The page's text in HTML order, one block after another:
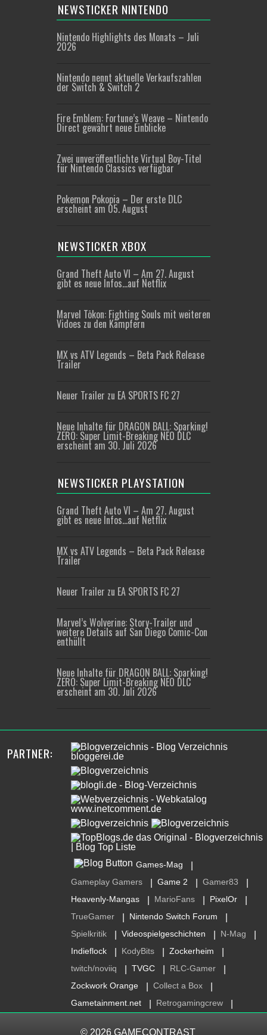
NEWSTICKER NINTENDO
Nintendo Highlights des Monats – Juli
2026
Nintendo nennt aktuelle Verkaufszahlen
der Switch & Switch 2
Fire Emblem: Fortune’s Weave – Nintendo
Direct gewährt neue Einblicke
Zwei unveröffentlichte Virtual Boy-Titel
für Nintendo Classics verfügbar
Pokemon Pokopia – Der erste DLC
erscheint am 05. August
NEWSTICKER XBOX
Grand Theft Auto VI – Am 27. August
gibt es neue Infos…auf Netflix
Marvel Tōkon: Fighting Souls mit weiteren
Vidoes zu den Kämpfern
MX vs ATV Legends – Beta Pack Release
Trailer
Neuer Trailer zu EA SPORTS FC 27
Neue Inhalte für DRAGON BALL: Sparking!
ZERO: Super Limit-Breaking NEO DLC
erscheint am 30. Juli 2026
NEWSTICKER PLAYSTATION
Grand Theft Auto VI – Am 27. August
gibt es neue Infos…auf Netflix
MX vs ATV Legends – Beta Pack Release
Trailer
Neuer Trailer zu EA SPORTS FC 27
Marvel’s Wolverine: Story-Trailer und
weitere Details auf San Diego Comic-Con
enthüllt
Neue Inhalte für DRAGON BALL: Sparking!
ZERO: Super Limit-Breaking NEO DLC
erscheint am 30. Juli 2026
PARTNER:
Games-Mag
Gameplay Gamers Game 2 Gamer83
Heavenly-Mangas MarioFans PixelOr
TrueGamer Nintendo Switch Forum
Spielkritik Videospielgeschichten N-Mag
Indieflock KodyBits Zockerheim
twitch/noviiq TVGC RLC-Gamer
Zockwork Orange Collect a Box
Gametainment.net Retrogamingcrew
© 2026 GAMECONTRAST